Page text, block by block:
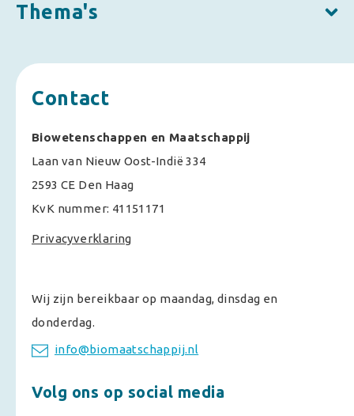
Thema's
Contact
Biowetenschappen en Maatschappij
Laan van Nieuw Oost-Indië 334
2593 CE Den Haag
KvK nummer: 41151171
Privacyverklaring
Wij zijn bereikbaar op maandag, dinsdag en
donderdag.
info@biomaatschappij.nl
Volg ons op social media